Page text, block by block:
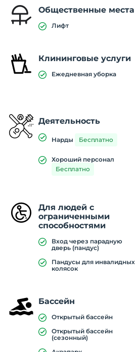
Общественные места
Лифт
Клининговые услуги
Ежедневная уборка
Деятельность
Нарды Бесплатно
Хороший персонал
Бесплатно
Для людей с
ограниченными
способностями
Вход через парадную
дверь (пандус)
Пандусы для инвалидных
колясок
Бассейн
Открытый бассейн
Открытый бассейн
(сезонный)